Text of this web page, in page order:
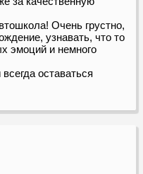
Очень грустно,
узнавать, что то
эмоций и немного
оставаться